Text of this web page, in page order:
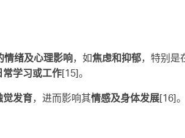
情绪及心理影响，如焦虑和抑郁，特别是
常学习或工作[15]。
觉发育，进而影响其情感及身体发展[16]。